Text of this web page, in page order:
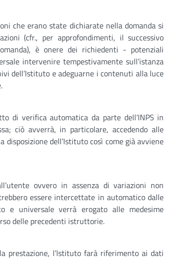
che erano state dichiarate nella domanda si
(cfr., per approfondimenti, il successivo
è onere dei richiedenti - potenziali
intervenire tempestivamente sull’istanza
dell’Istituto e adeguarne i contenuti alla luce
di verifica automatica da parte dell’INPS in
ciò avverrà, in particolare, accedendo alle
dell’Istituto così come già avviene
ovvero in assenza di variazioni non
essere intercettate in automatico dalle
e universale verrà erogato alle medesime
delle precedenti istruttorie.
prestazione, l’Istituto farà riferimento ai dati